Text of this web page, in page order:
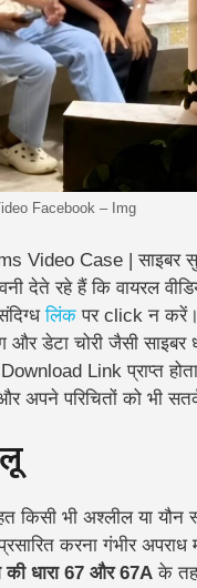
Facebook – Img
Video Case | साइबर
देते रहे हैं कि वायरल
लिंक पर click न
और डेटा चोरी जैसी साइबर
Link प्राप्त
अपने परिचितों को भी
किसी भी अश्लील या यौन
करना गंभीर अपराध
की धारा 67 और 67A के